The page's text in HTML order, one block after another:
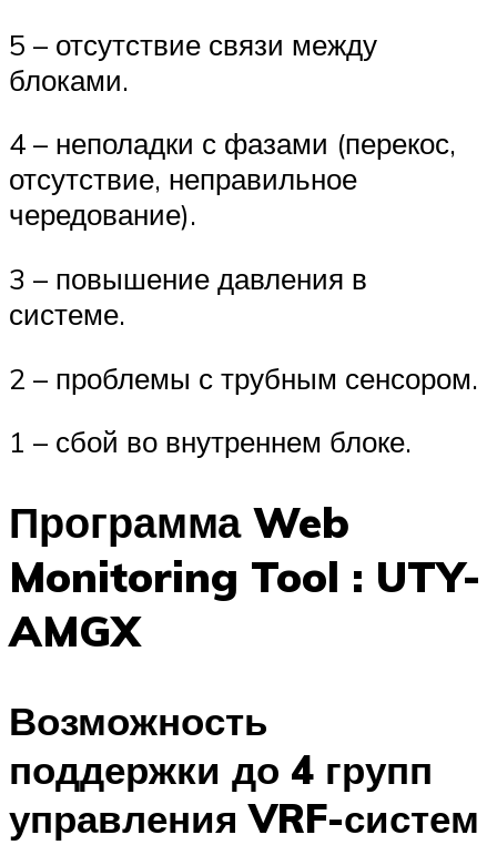
5 – отсутствие связи между
блоками.
4 – неполадки с фазами (перекос,
отсутствие, неправильное
чередование).
3 – повышение давления в
системе.
2 – проблемы с трубным сенсором.
1 – сбой во внутреннем блоке.
Программа Web
Monitoring Tool : UTY-
AMGX
Возможность
поддержки до 4 групп
управления VRF-систем